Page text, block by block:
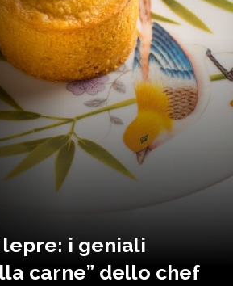
i geniali
carne” dello chef